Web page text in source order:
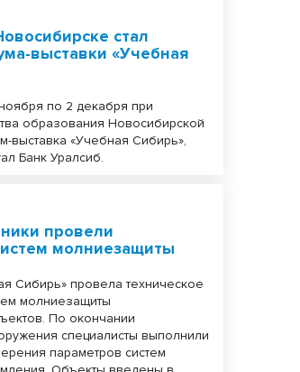
стал
выставки «Учебная
по 2 декабря при
образования Новосибирской
выставка «Учебная Сибирь»,
Банк Уралсиб.
провели
молниезащиты
Сибирь» провела техническое
молниезащиты
По окончании
специалисты выполнили
параметров систем